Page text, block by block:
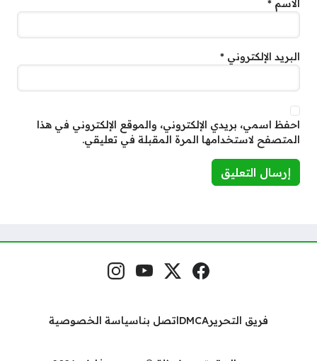
الاسم *
البريد الإلكتروني *
احفظ اسمي، بريدي الإلكتروني، والموقع الإلكتروني في هذا
المتصفح لاستخدامها المرة المقبلة في تعليقي.
مواقع التواصل فيسبوكمنصة إكس
يوتيوبإنستغرام
فريق التحريرDMCA اتصل بناسياسة الخصوصية